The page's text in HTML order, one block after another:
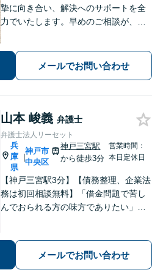
摯に向き合い、解決へのサポートを全
力でいたします。早めのご相談が、よ
可」【早期釈放の実績多数】【夜間や
休日相談も対応可能】
メールでお問い合わせ
山本 峻義 弁護士
弁護士法人リーセット
兵
庫
県
|
神戸市
中央区
神戸三宮駅
から徒歩3分
営業時間：
本日定休日
【神戸三宮駅3分】【債務整理、企業法
務は初回相談無料】「借金問題で苦し
んでおられる方の味方でありたい」
EやChatworkなどに対応」
メールでお問い合わせ